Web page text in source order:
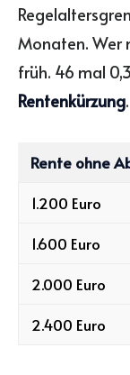
Monaten. Wer
früh. 46 mal
Rentenkürzung.
Rente ohne
1.200 Euro
1.600 Euro
2.000 Euro
2.400 Euro